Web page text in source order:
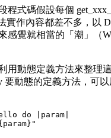
程式碼假設每個
實作內容都差不多，以
感覺就相當的「潮」（
用動態定義方法來整理
要動態的定義方法，可以
do |param|